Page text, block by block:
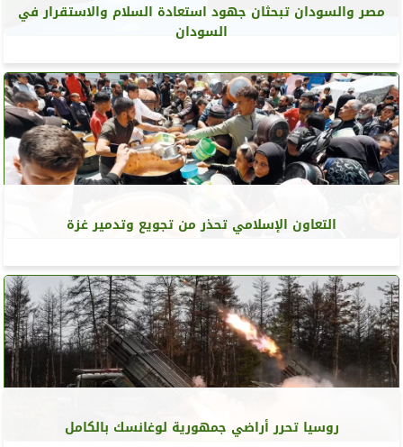
مصر والسودان تبحثان جهود استعادة السلام والاستقرار في
السودان
التعاون الإسلامي تحذر من تجويع وتدمير غزة
روسيا تحرر أراضي جمهورية لوغانسك بالكامل